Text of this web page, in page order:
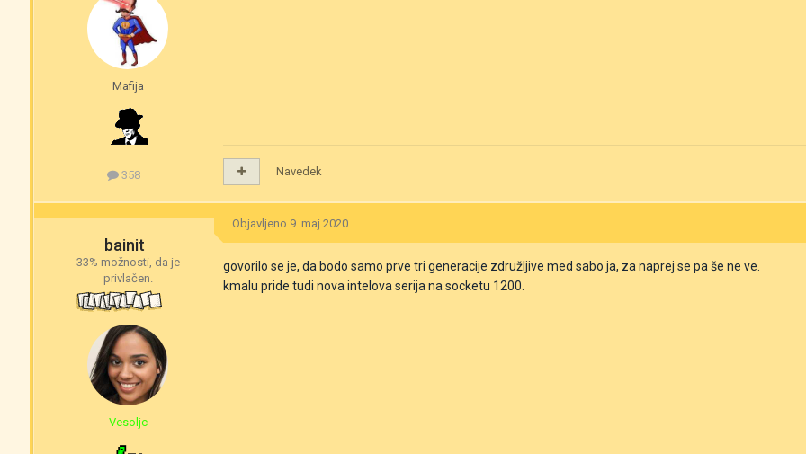
Mafija
358 Navedek
bainit
33% možnosti, da je
privlačen.
Vesoljc
Objavljeno 9. maj 2020
govorilo se je, da bodo samo prve tri generacije združljive med sabo ja, za naprej se pa še ne ve.
kmalu pride tudi nova intelova serija na socketu 1200.